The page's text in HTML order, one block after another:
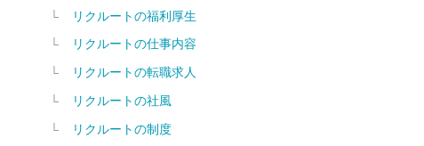
リクルートの福利厚生
リクルートの仕事内容
リクルートの転職求人
リクルートの社風
リクルートの制度